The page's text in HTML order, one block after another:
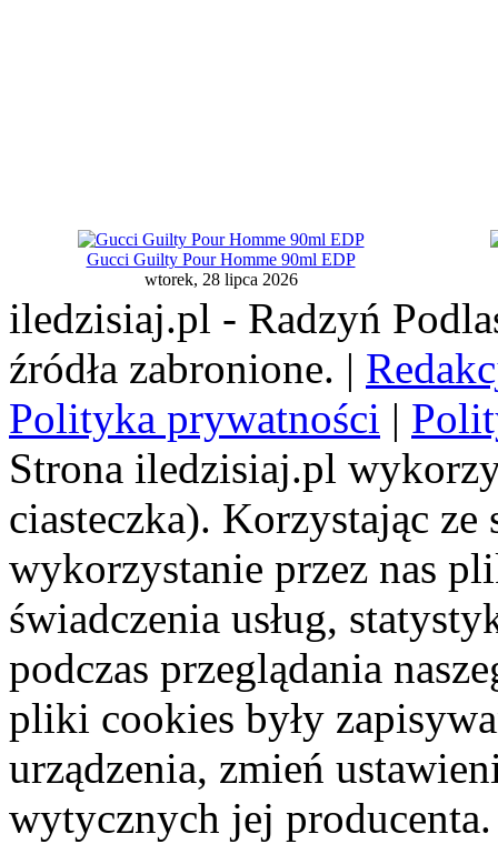
Gucci Guilty Pour Homme 90ml EDP
wtorek, 28 lipca 2026
iledzisiaj.pl - Radzyń
źródła zabronione. |
Polityka prywatności |
Strona iledzisiaj.pl
ciasteczka). Korzystając
wykorzystanie przez nas
świadczenia usług,
podczas przeglądania
pliki cookies były
urządzenia, zmień
wytycznych jej producenta.